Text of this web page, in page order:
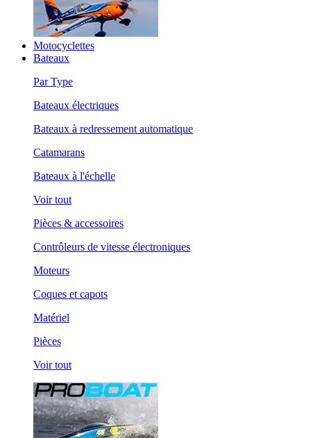
Motocyclettes
Bateaux
Par Type
Bateaux électriques
Bateaux à redressement automatique
Catamarans
Bateaux à l'échelle
Voir tout
Pièces & accessoires
Contrôleurs de vitesse électroniques
Moteurs
Coques et capots
Matériel
Pièces
Voir tout